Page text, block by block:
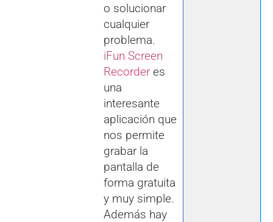
o solucionar
cualquier
problema.
iFun Screen
Recorder es
una
interesante
aplicación que
nos permite
grabar la
pantalla de
forma gratuita
y muy simple.
Además hay